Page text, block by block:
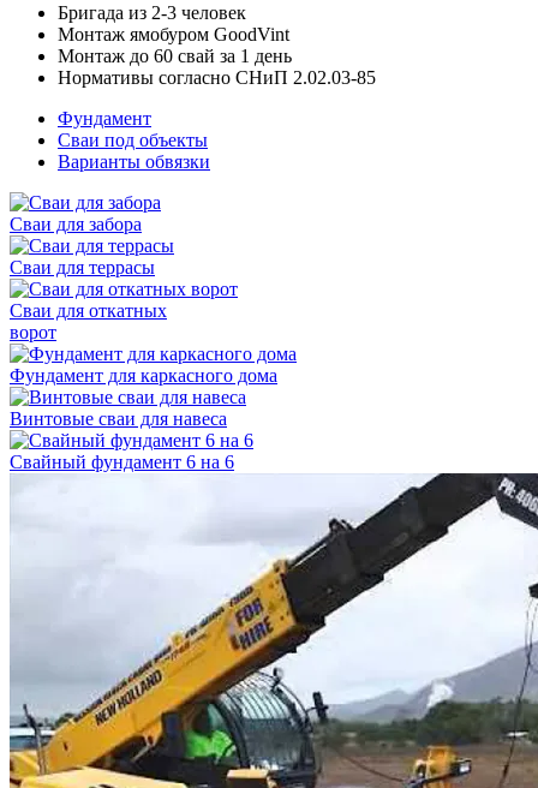
Бригада из 2-3 человек
Монтаж ямобуром GoodVint
Монтаж до 60 свай за 1 день
Нормативы согласно СНиП 2.02.03-85
Фундамент
Сваи под объекты
Варианты обвязки
Сваи для забора
Сваи для террасы
Сваи для откатных
ворот
Фундамент для каркасного дома
Винтовые сваи для навеса
Свайный фундамент 6 на 6